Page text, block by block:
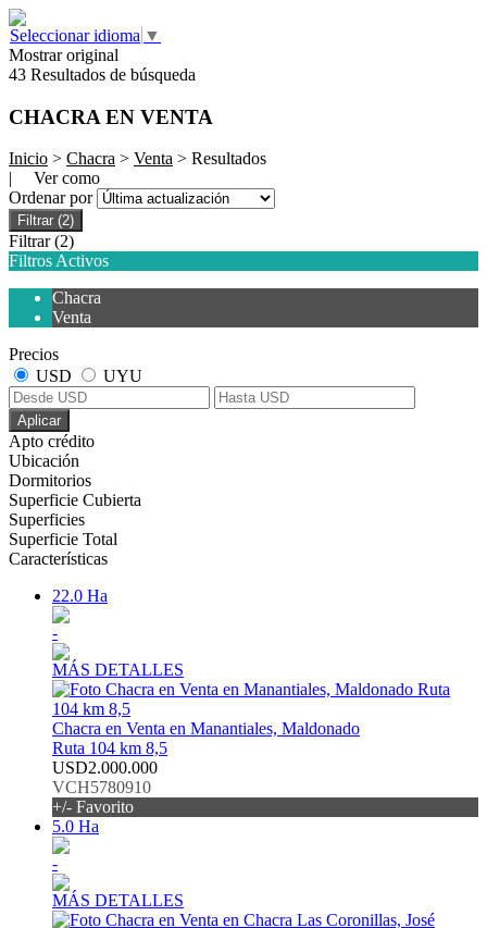
Seleccionar idioma ▼
Mostrar original
43 Resultados de búsqueda
CHACRA EN VENTA
Inicio > Chacra > Venta > Resultados
| Ver como
Ordenar por
Filtrar (2)
Filtrar (2)
Filtros Activos
Chacra
Venta
Precios
USD
UYU
Aplicar
Apto crédito
Ubicación
Dormitorios
Superficie Cubierta
Superficies
Superficie Total
Características
22.0 Ha
-
MÁS DETALLES
Chacra en Venta en Manantiales, Maldonado
Ruta 104 km 8,5
USD2.000.000
VCH5780910
+/- Favorito
5.0 Ha
-
MÁS DETALLES